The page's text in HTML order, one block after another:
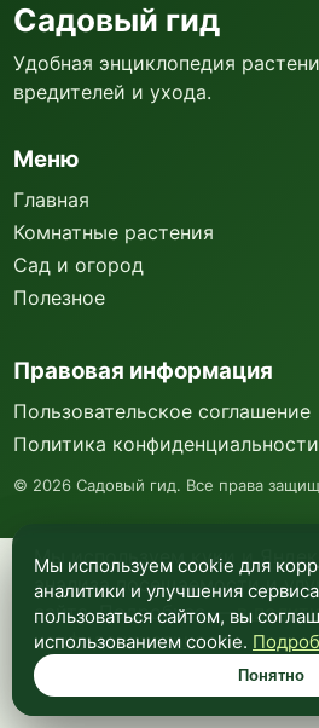
Мы используем куки и
анализа посещаемости и
сайта. Подробнее —в
конфиденциальности.
Понятно
Садовый гид
Удобная энциклопедия
вредителей и ухода.
Меню
Главная
Комнатные растения
Сад и огород
Полезное
Правовая информация
Пользовательское соглашение
Политика конфиденциальности
© 2026 Садовый гид. Все права
Мы используем cookie для
аналитики и улучшения
пользоваться сайтом, вы
использованием cookie.
Понятно